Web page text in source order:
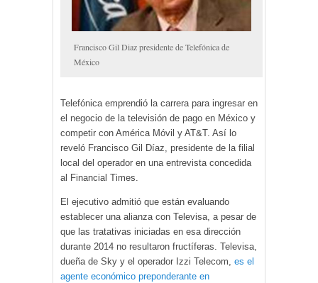
Francisco Gil Diaz presidente de Telefónica de
México
Telefónica emprendió la carrera para ingresar en
el negocio de la televisión de pago en México y
competir con América Móvil y AT&T. Así lo
reveló Francisco Gil Díaz, presidente de la filial
local del operador en una entrevista concedida
al Financial Times.
El ejecutivo admitió que están evaluando
establecer una alianza con Televisa, a pesar de
que las tratativas iniciadas en esa dirección
durante 2014 no resultaron fructíferas. Televisa,
dueña de Sky y el operador Izzi Telecom, es el
agente económico preponderante en